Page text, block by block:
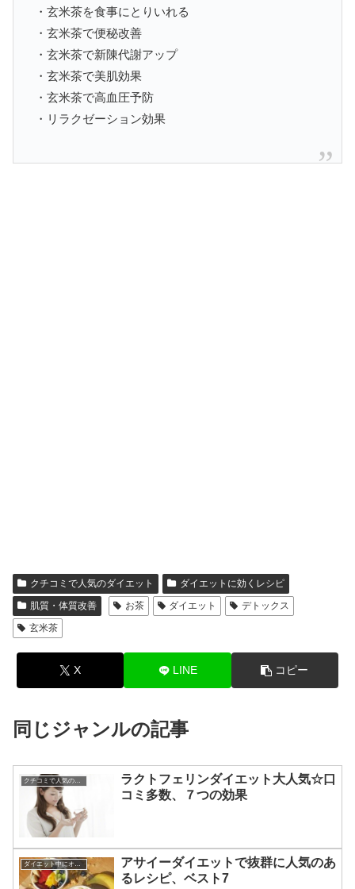
・玄米茶を食事にとりいれる
・玄米茶で便秘改善
・玄米茶で新陳代謝アップ
・玄米茶で美肌効果
・玄米茶で高血圧予防
・リラクゼーション効果
クチコミで人気のダイエット
ダイエットに効くレシピ
肌質・体質改善
お茶 ダイエット
デトックス
玄米茶
X LINE コピー
同じジャンルの記事
クチコミで人気のダイエット
ラクトフェリンダイエット大人気☆口
コミ多数、７つの効果
ダイエット中にオススメの食材
アサイーダイエットで抜群に人気のあ
るレシピ、ベスト7